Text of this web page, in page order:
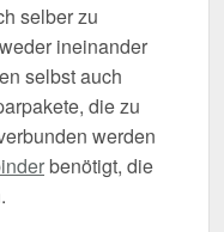
selber zu
ineinander
selbst auch
die zu
werden
benötigt, die